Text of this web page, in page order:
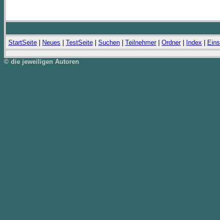
StartSeite Neues TestSeite Suchen Teilnehmer| Ordner| Index
© die jeweiligen Autoren